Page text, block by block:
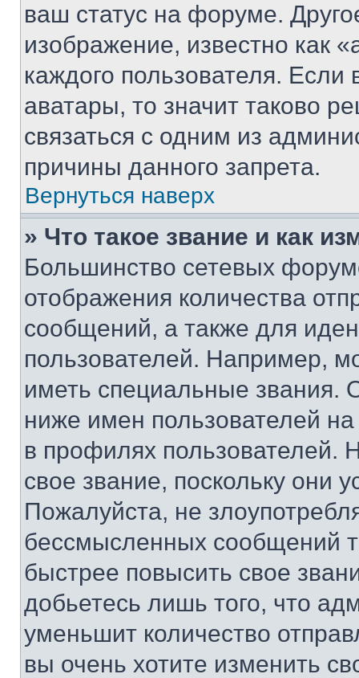
ваш статус на форуме.
изображение, известно как
каждого пользователя.
аватары, то значит таково
связаться с одним из
причины данного запрета.
Вернуться наверх
» Что такое звание и как
Большинство сетевых
отображения количества
сообщений, а также для
пользователей. Например,
иметь специальные звания.
ниже имен пользователей
в профилях
свое звание, поскольку они
Пожалуйста, не
бессмысленных сообщений
быстрее повысить свое
добьетесь лишь того, что
уменьшит количество
вы очень хотите изменить